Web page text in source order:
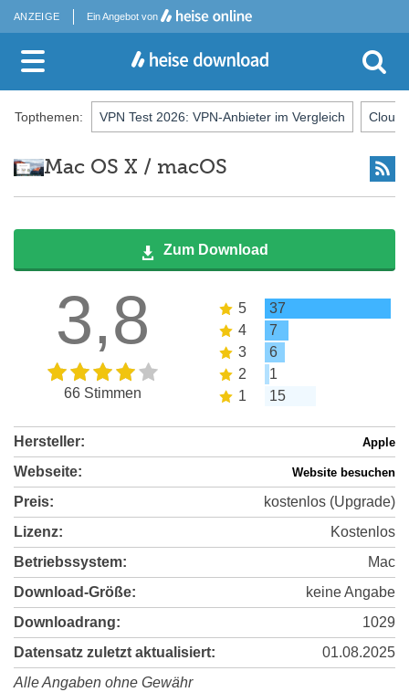
ANZEIGE Ein Angebot von
Topthemen: VPN Test 2026: VPN-Anbieter im Vergleich
Mac OS X / macOS
Zum Download
3,8
66 Stimmen
5
37
4
7
3
6
2
1
1
15
Hersteller: Apple
Webseite: Website besuchen
Preis:
kostenlos (Upgrade)
Lizenz:
Kostenlos
Betriebssystem:
Mac
Download-Größe:
keine Angabe
Downloadrang:
1029
Datensatz zuletzt aktualisiert:
01.08.2025
Alle Angaben ohne Gewähr